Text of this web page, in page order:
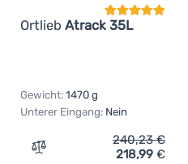
Peak Design Travel Backpack
Ortlieb Atrack 35L
Gewicht: 1470 g
Unterer Eingang: Nein
Zum Vergleich 'Rucksack
240,23€
218,99 €